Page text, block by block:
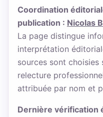
Coordination
publication : Nicolas
La page distingue
interprétation
sources sont
relecture
attribuée par nom et
Dernière vérification